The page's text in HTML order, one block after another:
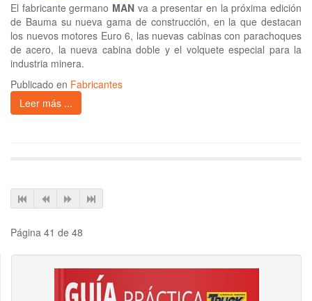
El fabricante germano MAN va a presentar en la próxima edición
de Bauma su nueva gama de construcción, en la que destacan
los nuevos motores Euro 6, las nuevas cabinas con parachoques
de acero, la nueva cabina doble y el volquete especial para la
industria minera.
Publicado en Fabricantes
Leer más ...
Página 41 de 48